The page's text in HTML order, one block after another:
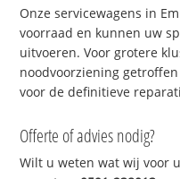
Onze servicewagens in
voorraad en kunnen uw
uitvoeren. Voor grotere
noodvoorziening
voor de definitieve
Offerte of advies nodig?
Wilt u weten wat wij voor